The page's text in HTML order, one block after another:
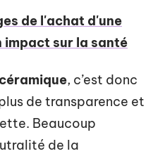
de l'achat d'une
impact sur la santé
, c’est donc
de transparence et
Beaucoup
de la